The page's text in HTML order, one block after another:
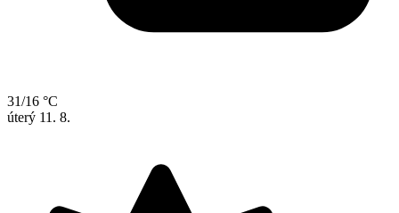
31/16 °C
úterý 11. 8.